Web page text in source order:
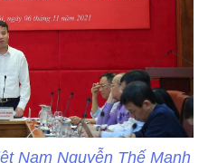
Nam Nguyễn Thế Mạnh